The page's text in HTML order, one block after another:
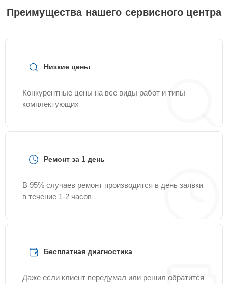
Преимущества нашего сервисного центра
Низкие цены
Конкурентные цены на все виды работ и типы
комплектующих
Ремонт за 1 день
В 95% случаев ремонт производится в день заявки
в течение 1-2 часов
Бесплатная диагностика
Даже если клиент передумал или решил обратится